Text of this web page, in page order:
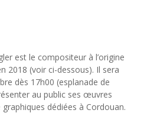
est le compositeur à l’origine
2018 (voir ci-dessous). Il sera
dès 17h00 (esplanade de
au public ses œuvres
dédiées à Cordouan.